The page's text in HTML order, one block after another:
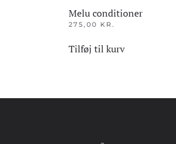
Melu conditioner
275,00 KR.
Tilføj til kurv